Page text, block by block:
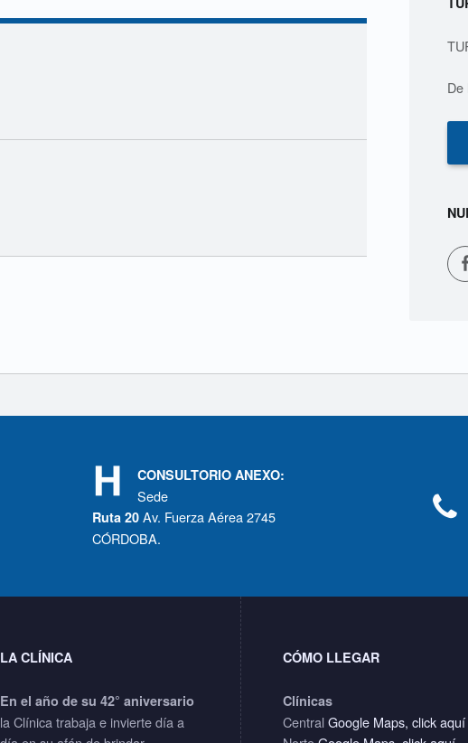
De
CONSULTORIO ANEXO:
Sede
Ruta 20Av. Fuerza Aérea 2745
CÓRDOBA.
LA CLÍNICA
En el año de su 42° aniversario
la Clínica trabaja e invierte día a
CÓMO LLEGAR
Clínicas
CentralGoogle Maps, click aquí